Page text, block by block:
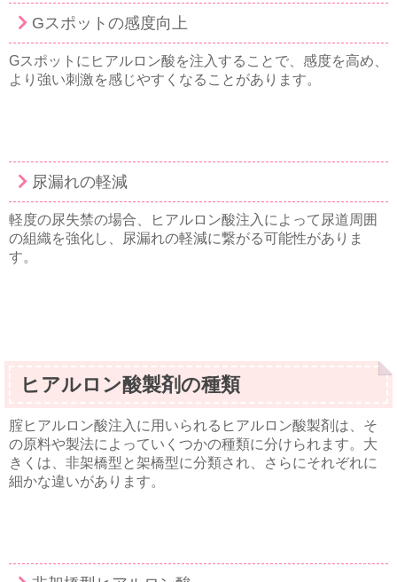
Gスポットの感度向上
Gスポットにヒアルロン酸を注入することで、感度を高め、
より強い刺激を感じやすくなることがあります。
尿漏れの軽減
軽度の尿失禁の場合、ヒアルロン酸注入によって尿道周囲
の組織を強化し、尿漏れの軽減に繋がる可能性がありま
す。
ヒアルロン酸製剤の種類
腟ヒアルロン酸注入に用いられるヒアルロン酸製剤は、そ
の原料や製法によっていくつかの種類に分けられます。大
きくは、非架橋型と架橋型に分類され、さらにそれぞれに
細かな違いがあります。